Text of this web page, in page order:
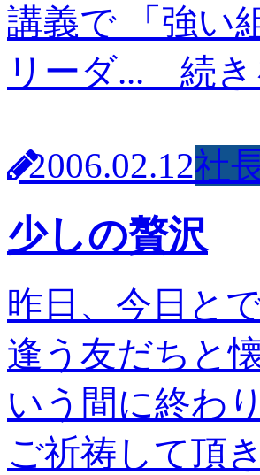
講義で 「強い
リーダ... 続
2006.02.12社
少しの贅沢
昨日、今日と
逢う友だちと
いう間に終わ
ご祈祷して頂